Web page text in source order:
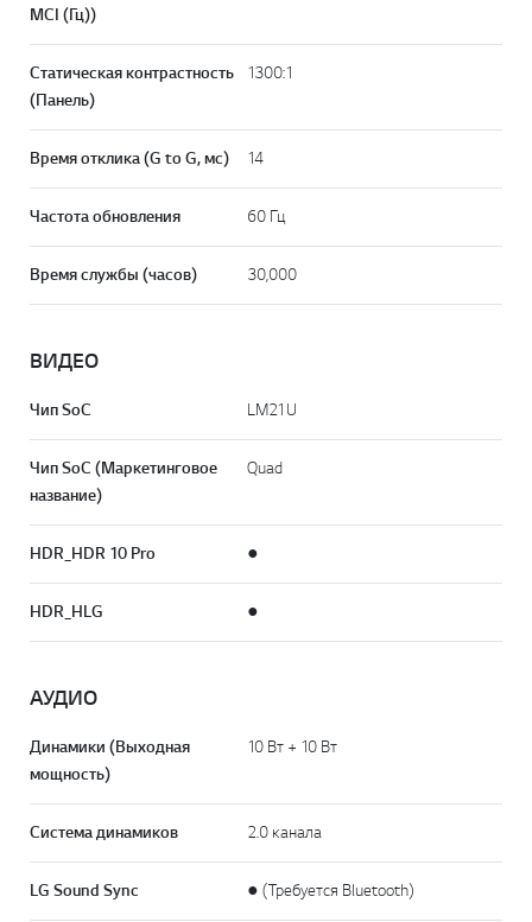
MCI (Гц))
Статическая контрастность
(Панель)
1300:1
Время отклика (G to G, мс) 14
Частота обновления 60 Гц
Время службы (часов) 30,000
ВИДЕО
Чип SoC LM21U
Чип SoC (Маркетинговое
название)
Quad
HDR_HDR 10 Pro ●
HDR_HLG ●
АУДИО
Динамики (Выходная
мощность)
10 Вт + 10 Вт
Система динамиков 2.0 канала
LG Sound Sync ● (Требуется Bluetooth)